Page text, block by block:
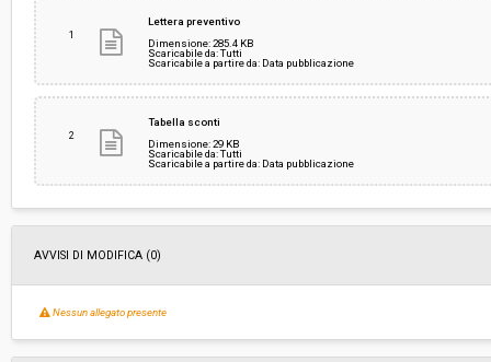
Svolgimento:
Responsabile attuale:
COMUNE DI CASCINA - MACROSTRUTTURA 2
1
Lettera preventivo
Dimensione: 285.4 KB
Scaricabile da: Tutti
Scaricabile a partire da: Data pubblicazione
2
Tabella sconti
Dimensione: 29 KB
Scaricabile da: Tutti
Scaricabile a partire da: Data pubblicazione
AVVISI DI MODIFICA (0)
Nessun allegato presente